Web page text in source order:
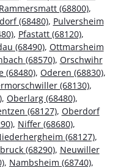
Rammersmatt (68800),
(68480), Pulversheim
, Pfastatt (68120),
(68490), Ottmarsheim
(68570), Orschwihr
(68480), Oderen (68830),
(68130),
, Oberlarg (68480),
(68127), Oberdorf
, Niffer (68680),
(68127),
(68290), Neuwiller
, Nambsheim (68740),